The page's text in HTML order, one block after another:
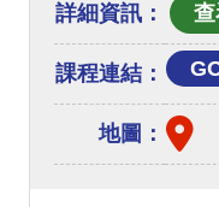
詳細資訊：
課程連結：
地圖：